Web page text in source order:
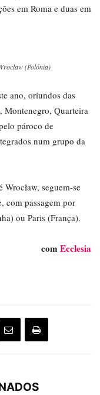
em Roma e duas em
(Polónia)
ano, oriundos das
Montenegro, Quarteira
pároco de
num grupo da
seguem-se
com passagem por
ou Paris (França).
com Ecclesia